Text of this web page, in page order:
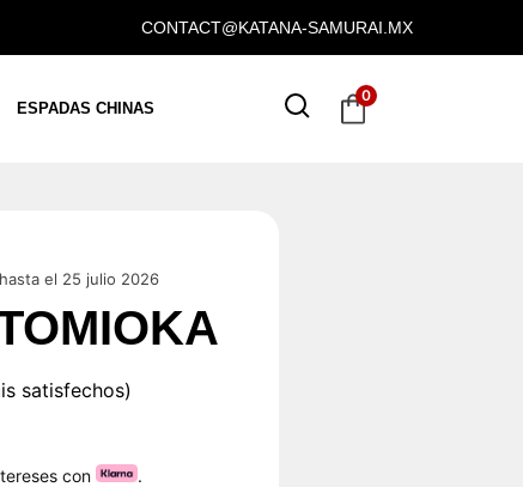
CONTACT@KATANA-SAMURAI.MX
ESPADAS CHINAS
0
el 25 julio 2026
satisfechos)
con .